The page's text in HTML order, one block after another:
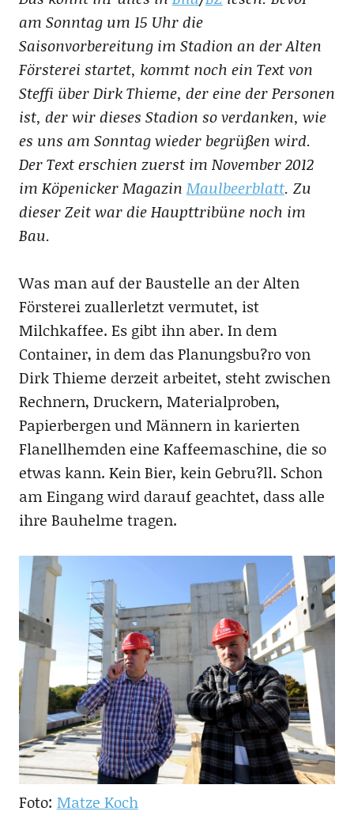
am Sonntag um 15 Uhr die
Saisonvorbereitung im Stadion an der Alten
Försterei startet, kommt noch ein Text von
Steffi über Dirk Thieme, der eine der Personen
ist, der wir dieses Stadion so verdanken, wie
es uns am Sonntag wieder begrüßen wird.
Der Text erschien zuerst im November 2012
im Köpenicker Magazin Maulbeerblatt. Zu
dieser Zeit war die Haupttribüne noch im
Bau.
Was man auf der Baustelle an der Alten
Försterei zuallerletzt vermutet, ist
Milchkaffee. Es gibt ihn aber. In dem
Container, in dem das Planungsbu?ro von
Dirk Thieme derzeit arbeitet, steht zwischen
Rechnern, Druckern, Materialproben,
Papierbergen und Männern in karierten
Flanellhemden eine Kaffeemaschine, die so
etwas kann. Kein Bier, kein Gebru?ll. Schon
am Eingang wird darauf geachtet, dass alle
ihre Bauhelme tragen.
Foto: Matze Koch